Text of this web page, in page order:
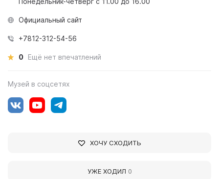
Официальный сайт
+7812-312-54-56
0 Ещё нет впечатлений
Музей в соцсетях
ХОЧУ СХОДИТЬ
УЖЕ ХОДИЛ 0